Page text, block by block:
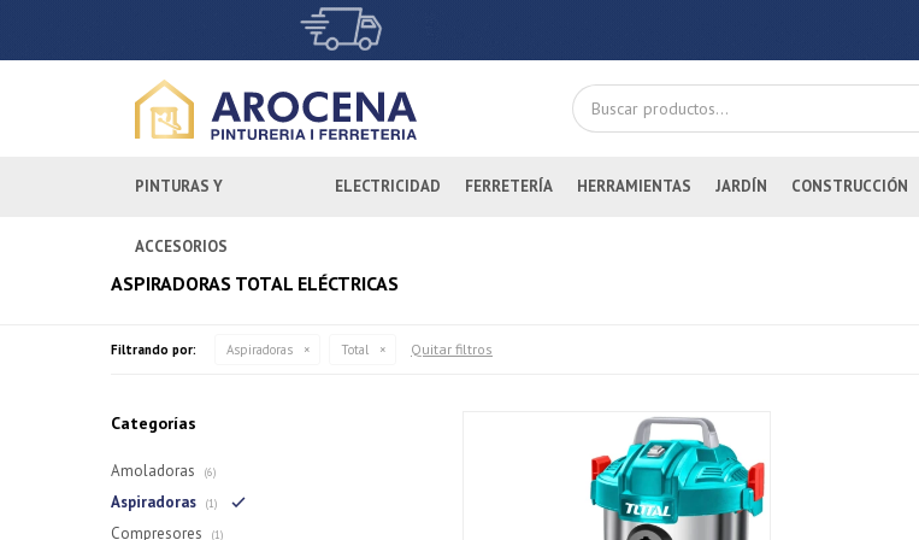
PINTURAS Y
ACCESORIOS
ELECTRICIDAD FERRETERÍA HERRAMIENTAS JARDÍN CONSTRUCCIÓN
ASPIRADORAS TOTAL ELÉCTRICAS
Filtrando por: Aspiradoras Total Quitar filtros
Categorías
Amoladoras (6)
Aspiradoras (1)
Compresores (1)